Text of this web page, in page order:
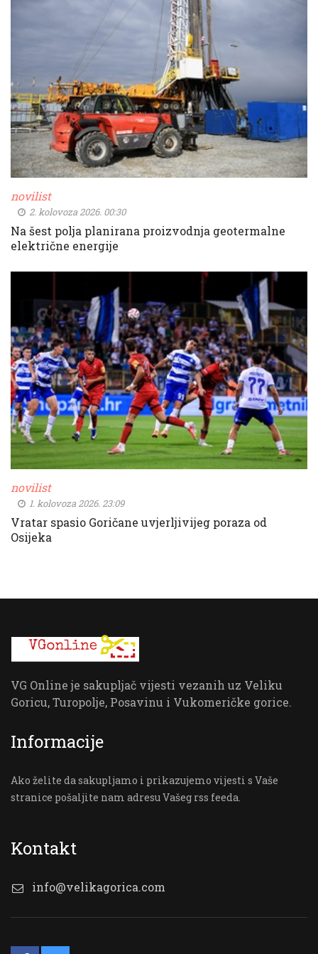
novilist
2. kolovoza 2026. 00:30
Na šest polja planirana proizvodnja geotermalne
električne energije
novilist
1. kolovoza 2026. 23:09
Vratar spasio Goričane uvjerljivijeg poraza od
Osijeka
VG Online je sakupljač vijesti vezanih uz Veliku
Goricu, Turopolje, Posavinu i Vukomeričke gorice.
Informacije
Ako želite da sakupljamo i prikazujemo vijesti s Vaše
stranice pošaljite nam adresu Vašeg rss feeda.
Kontakt
info@velikagorica.com